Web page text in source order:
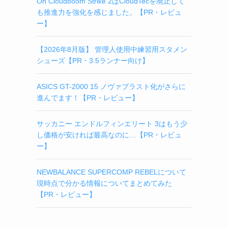
も推進力を強化を感じました。【PR・レビュ
ー】
【2026年8月版】 管理人使用中練習用スタメン
シューズ【PR・3.5ランナー向け】
ASICS GT-2000 15 ノヴァブラスト化がさらに
進んでます！【PR・レビュー】
サッカニー エンドルフィンエリート 3はもう少
し価格が安ければ最高なのに…【PR・レビュ
ー】
NEWBALANCE SUPERCOMP REBELについて
現時点で分かる情報についてまとめてみた
【PR・レビュー】